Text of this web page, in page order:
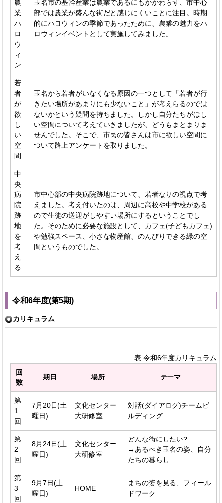
農
業
ハ
ロ
ウ
ィ
ン
玉名市の基幹産業は農業であるにもかかわらず、市中心
部では農業が盛んな街だと感じにくいことに注目。時期
的にハロウィンの季節であったために、農業の魅力をハ
ロウィンイベントとして実施してみました。
若
者
が
欲
し
い
空
間
玉名から若者がいなくなる原因の一つとして「若者が行
きたい場所があまりにも少ないこと」が考えらるのでは
ないかという疑問を持ちました。しかし自分たちがほし
い空間について考えていきましたが、どうもまとまりま
せんでした。そこで、市民の皆さんは市に欲しい空間に
ついて路上アンケートを取りました。
中
央
病
院
跡
地
を
考
え
る
市中心部の中央病院跡地について、若者なりの視点で考
えました。考え付いたのは、周辺に高校や中学校がある
ので生徒の送迎がしやすい場所にするということでし
た。そのために必要な施設として、カフェ(子どもカフェ)
や勉強スペース、小さな物産館、のんびりできる緑の空
間というものでした。
令和6年度(第5期)
カリキュラム
表:令和6年度カリキュラム
回
数
期日 場所 テーマ
第
1
回
7月20日(土
曜日)
文化センター
大研修室
対話(ダイアログ)チームビ
ルディング
第
2
回
8月24日(土
曜日)
文化センター
大研修室
どんな街にしたい?
→あるべき玉名の姿、自分
たちの暮らし
第
3
回
9月7日(土
曜日)
HOME
まちの姿を見る、フィール
ドワーク